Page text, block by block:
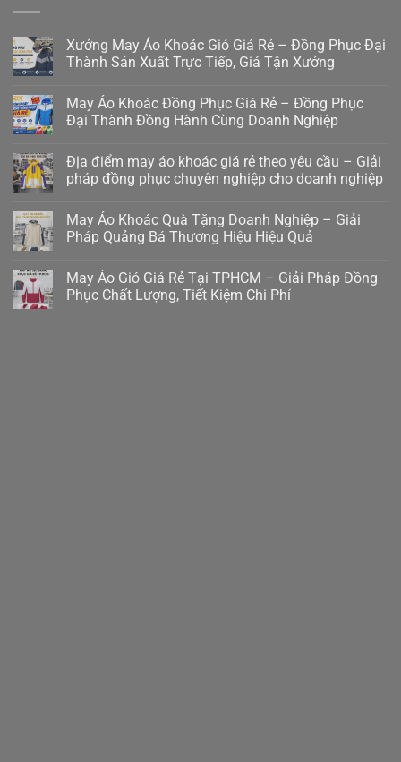
Xưởng May Áo Khoác Gió Giá Rẻ – Đồng Phục Đại
Thành Sản Xuất Trực Tiếp, Giá Tận Xưởng
May Áo Khoác Đồng Phục Giá Rẻ – Đồng Phục
Đại Thành Đồng Hành Cùng Doanh Nghiệp
Địa điểm may áo khoác giá rẻ theo yêu cầu – Giải
pháp đồng phục chuyên nghiệp cho doanh nghiệp
May Áo Khoác Quà Tặng Doanh Nghiệp – Giải
Pháp Quảng Bá Thương Hiệu Hiệu Quả
May Áo Gió Giá Rẻ Tại TPHCM – Giải Pháp Đồng
Phục Chất Lượng, Tiết Kiệm Chi Phí